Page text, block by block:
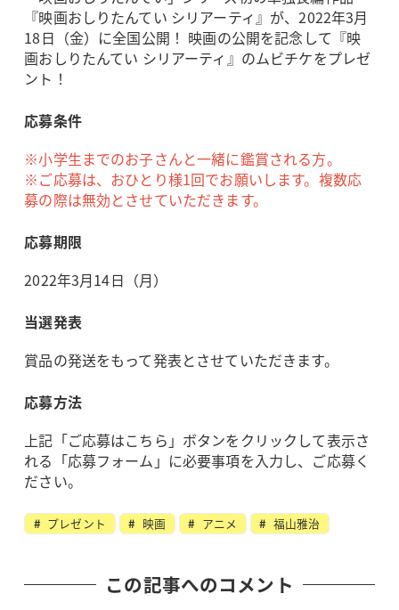
『映画おしりたんてい シリアーティ』が、2022年3月
18日（金）に全国公開！ 映画の公開を記念して『映
画おしりたんてい シリアーティ』のムビチケをプレゼ
ント！
応募条件
※小学生までのお子さんと一緒に鑑賞される方。
※ご応募は、おひとり様1回でお願いします。複数応
募の際は無効とさせていただきます。
応募期限
2022年3月14日（月）
当選発表
賞品の発送をもって発表とさせていただきます。
応募方法
上記「ご応募はこちら」ボタンをクリックして表示さ
れる「応募フォーム」に必要事項を入力し、ご応募く
ださい。
プレゼント 映画 アニメ 福山雅治
この記事へのコメント